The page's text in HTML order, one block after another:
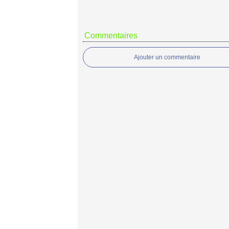
Commentaires
Ajouter un commentaire